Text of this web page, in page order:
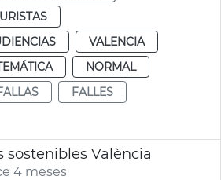
VALENCIA
NORMAL
FALLES
sostenibles València
4 meses